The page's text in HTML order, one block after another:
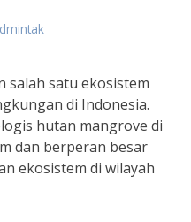
salah satu ekosistem
di Indonesia.
hutan mangrove di
dan berperan besar
ekosistem di wilayah